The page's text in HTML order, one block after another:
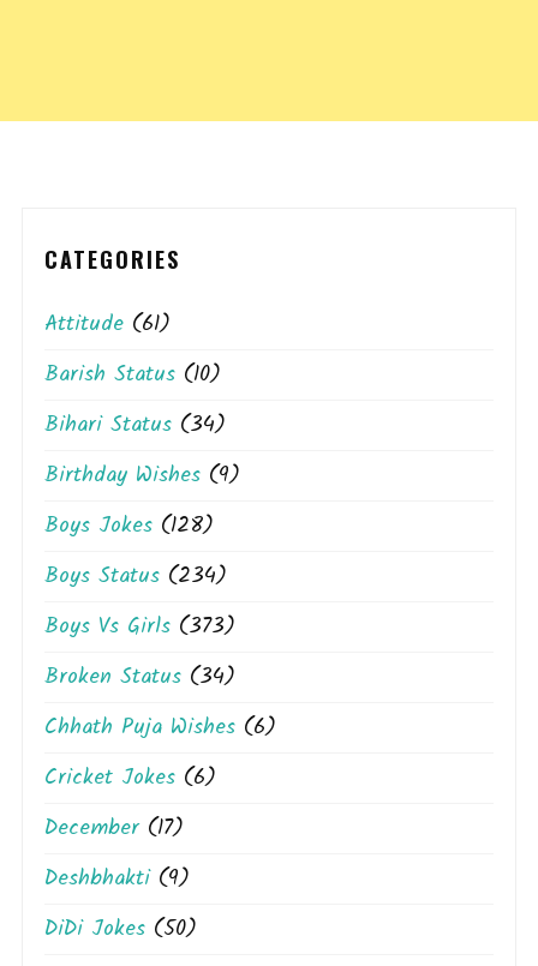
CATEGORIES
Attitude (61)
Barish Status (10)
Bihari Status (34)
Birthday Wishes (9)
Boys Jokes (128)
Boys Status (234)
Boys Vs Girls (373)
Broken Status (34)
Chhath Puja Wishes (6)
Cricket Jokes (6)
December(17)
Deshbhakti(9)
DiDi Jokes (50)